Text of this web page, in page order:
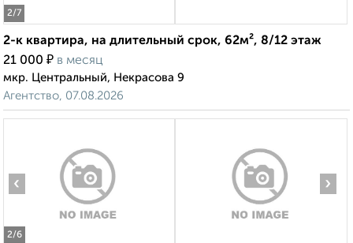
2/7
2-к квартира, на длительный срок, 62м², 8/12 этаж
21 000 ₽ в месяц
мкр. Центральный, Некрасова 9
Агентство, 07.08.2026
2/6
‹ ›